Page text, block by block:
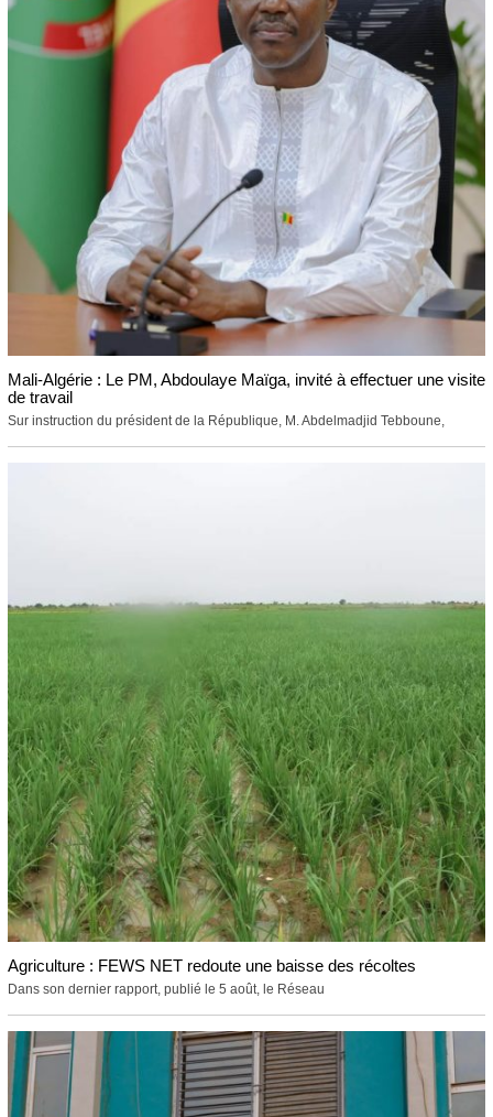
Mali-Algérie : Le PM, Abdoulaye Maïga, invité à effectuer une visite
de travail
Sur instruction du président de la République, M. Abdelmadjid Tebboune,
Agriculture : FEWS NET redoute une baisse des récoltes
Dans son dernier rapport, publié le 5 août, le Réseau